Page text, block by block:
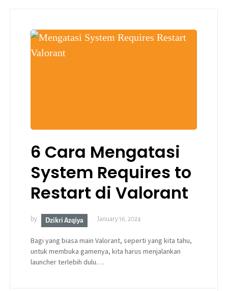
6 Cara Mengatasi
System Requires to
Restart di Valorant
by Dzikri Azqiya January 16, 2024
Bagi yang biasa main Valorant, seperti yang kita tahu,
untuk membuka gamenya, kita harus menjalankan
launcher terlebih dulu.…